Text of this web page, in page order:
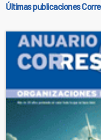
Últimas publicaciones